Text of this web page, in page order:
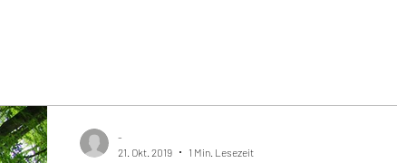
-
21. Okt. 2019
1 Min. Lesezeit